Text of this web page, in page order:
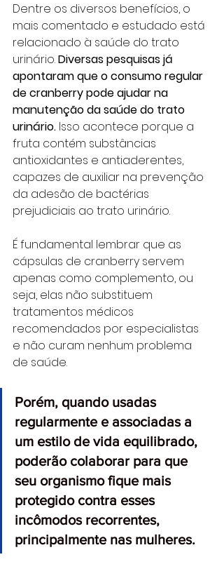
Dentre os diversos benefícios, o
mais comentado e estudado está
relacionado à saúde do trato
urinário. Diversas pesquisas já
apontaram que o consumo regular
de cranberry pode ajudar na
manutenção da saúde do trato
urinário. Isso acontece porque a
fruta contém substâncias
antioxidantes e antiaderentes,
capazes de auxiliar na prevenção
da adesão de bactérias
prejudiciais ao trato urinário.
É fundamental lembrar que as
cápsulas de cranberry servem
apenas como complemento, ou
seja, elas não substituem
tratamentos médicos
recomendados por especialistas
e não curam nenhum problema
de saúde.
Porém, quando usadas
regularmente e associadas a
um estilo de vida equilibrado,
poderão colaborar para que
seu organismo fique mais
protegido contra esses
incômodos recorrentes,
principalmente nas mulheres.